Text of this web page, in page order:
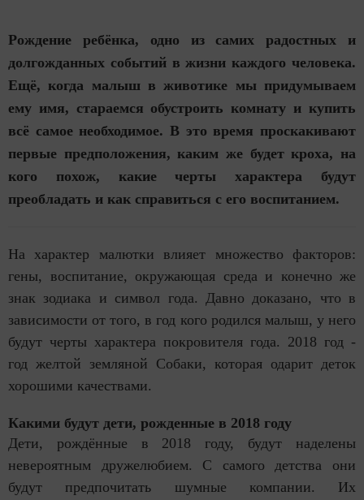
Рождение ребёнка, одно из самих радостных и
долгожданных событий в жизни каждого человека.
Ещё, когда малыш в животике мы придумываем
ему имя, стараемся обустроить комнату и купить
всё самое необходимое. В это время проскакивают
первые предположения, каким же будет кроха, на
кого похож, какие черты характера будут
преобладать и как справиться с его воспитанием.
На характер малютки влияет множество факторов:
гены, воспитание, окружающая среда и конечно же
знак зодиака и символ года. Давно доказано, что в
зависимости от того, в год кого родился малыш, у него
будут черты характера покровителя года. 2018 год -
год желтой земляной Собаки, которая одарит деток
хорошими качествами.
Какими будут дети, рожденные в 2018 году
Дети, рождённые в 2018 году, будут наделены
невероятным дружелюбием. С самого детства они
будут предпочитать шумные компании. Их